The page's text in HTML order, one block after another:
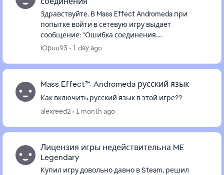
Здравствуйте. В Mass Effect Andromeda при
попытке войти в сетевую игру выдает
сообщение: "Ошибка соединения.
Подключиться не удалось. Попробуйте позже."
пробле...
IOpuu93 1 day ago
Mass Effect™: Andromeda русский язык
Как включить русский язык в этой игре??
alexreed2
1 month ago
Лицензия игры недействительна ME
Legendary
Купил игру довольно давно в Steam, решил